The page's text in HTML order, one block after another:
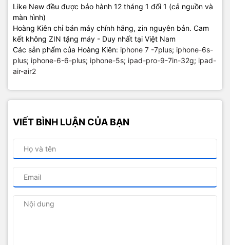
Like New đều được bảo hành 12 tháng 1 đổi 1 (cả nguồn và
màn hình)
Hoàng Kiên chỉ bán máy chính hãng, zin nguyên bản. Cam
kết không ZIN tặng máy - Duy nhất tại Việt Nam
Các sản phẩm của Hoàng Kiên: iphone 7 -7plus; iphone-6s-
plus; iphone-6-6-plus; iphone-5s; ipad-pro-9-7in-32g; ipad-
air-air2
VIẾT BÌNH LUẬN CỦA BẠN